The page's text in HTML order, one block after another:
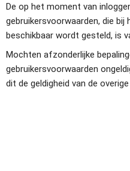
De op het moment van
gebruikersvoorwaarden, die
beschikbaar wordt gesteld, is
Mochten afzonderlijke
gebruikersvoorwaarden
dit de geldigheid van de